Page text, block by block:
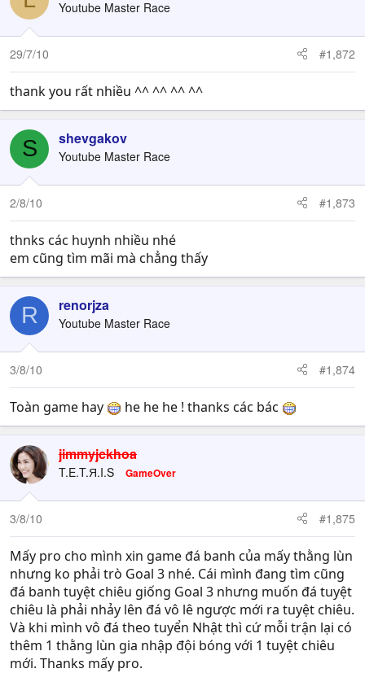
Youtube Master Race
29/7/10 #1,872
thank you rất nhiều ^^ ^^ ^^ ^^
S shevgakov
Youtube Master Race
2/8/10 #1,873
thnks các huynh nhiều nhé
em cũng tìm mãi mà chẳng thấy
R renorjza
Youtube Master Race
3/8/10 #1,874
Toàn game hay he he he ! thanks các bác
jimmyjckhoa
T.E.T.Я.I.S GameOver
3/8/10 #1,875
Mấy pro cho mình xin game đá banh của mấy thằng lùn
nhưng ko phải trò Goal 3 nhé. Cái mình đang tìm cũng
đá banh tuyệt chiêu giống Goal 3 nhưng muốn đá tuyệt
chiêu là phải nhảy lên đá vô lê ngược mới ra tuyệt chiêu.
Và khi mình vô đá theo tuyển Nhật thì cứ mỗi trận lại có
thêm 1 thằng lùn gia nhập đội bóng với 1 tuyệt chiêu
mới. Thanks mấy pro.